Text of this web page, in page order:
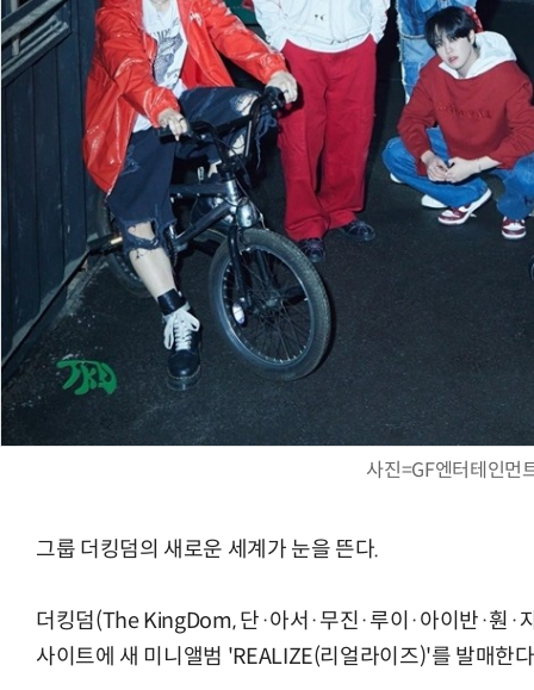
사진=GF엔터테인먼
그룹 더킹덤의 새로운 세계가 눈을 뜬다.
더킹덤(The KingDom, 단·아서·무진·루이·아이반·훤·
사이트에 새 미니앨범 'REALIZE(리얼라이즈)'를 발매한